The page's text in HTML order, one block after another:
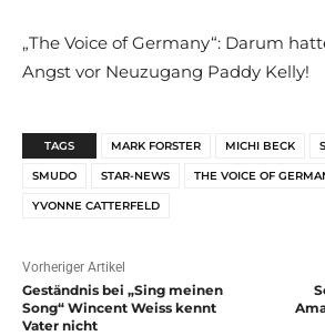
„The Voice of Germany“: Darum
Angst vor Neuzugang Paddy Kelly!
TAGS MARK FORSTER MICHI BECK
SMUDO STAR-NEWS THE VOICE OF
YVONNE CATTERFELD
Vorheriger Artikel
Geständnis bei „Sing meinen
Song“ Wincent Weiss kennt
Vater nicht